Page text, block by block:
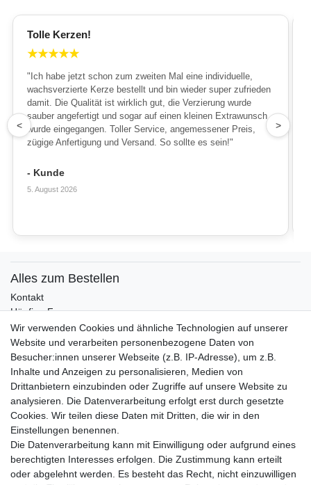
Tolle Kerzen!
★★★★★
"Ich habe jetzt schon zum zweiten Mal eine individuelle,
wachsverzierte Kerze bestellt und bin wieder super zufrieden
damit. Die Qualität ist wirklich gut, die Verzierung wurde
sauber angefertigt und sogar auf einen kleinen Extrawunsch
wurde eingegangen. Toller Service, angemessener Preis,
zügige Anfertigung und Versand. So sollte es sein!"
- Kunde
5. August 2026
< >
Alles zum Bestellen
Kontakt
Häufige Fragen
Zahlungsmöglichkeiten
Versandbedingungen
Widerrufsrecht
Vertrag widerrufen
Über uns und unsere Kerzen
Team
Unternehmen / Philosophie
Kerzenpflege und Abbrennhinweise
Unsere Kerzenlieferanten
Wir verwenden Cookies und ähnliche Technologien auf unserer
Website und verarbeiten personenbezogene Daten von
Besucher:innen unserer Webseite (z.B. IP-Adresse), um z.B.
Inhalte und Anzeigen zu personalisieren, Medien von
Drittanbietern einzubinden oder Zugriffe auf unsere Website zu
analysieren. Die Datenverarbeitung erfolgt erst durch gesetzte
Cookies. Wir teilen diese Daten mit Dritten, die wir in den
Einstellungen benennen.
Die Datenverarbeitung kann mit Einwilligung oder aufgrund eines
berechtigten Interesses erfolgen. Die Zustimmung kann erteilt
oder abgelehnt werden. Es besteht das Recht, nicht einzuwilligen